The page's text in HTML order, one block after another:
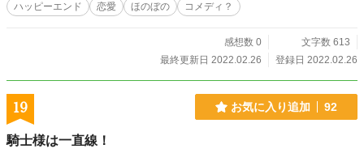
ハッピーエンド 恋愛 ほのぼの コメディ？
感想数 0
文字数 613
最終更新日 2022.02.26
登録日 2022.02.26
19 お気に入り追加 92
騎士様は一直線！